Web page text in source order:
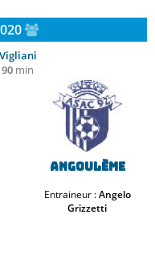
90min
Angoulème
Entraineur :Angelo
Grizzetti